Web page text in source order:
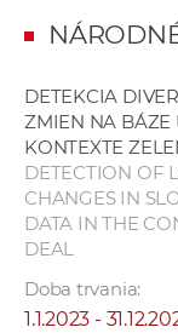
DETEKCIA
ZMIEN NA BÁZE
KONTEXTE
DETECTION OF
CHANGES IN
DATA IN THE
DEAL
Doba trvania:
1.1.2023 -